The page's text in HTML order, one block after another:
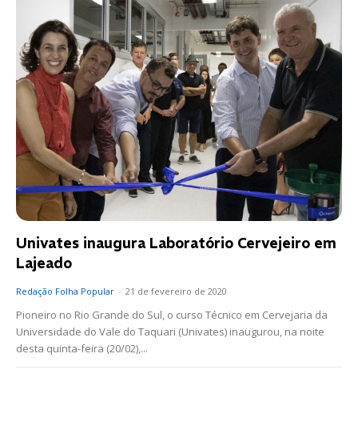
Univates inaugura Laboratório Cervejeiro em
Lajeado
Redação Folha Popular - 21 de fevereiro de 2020
Pioneiro no Rio Grande do Sul, o curso Técnico em Cervejaria da
Universidade do Vale do Taquari (Univates) inaugurou, na noite
desta quinta-feira (20/02),...